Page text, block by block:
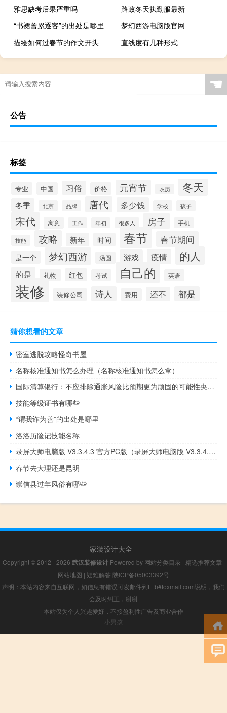
雅思缺考后果严重吗
路政冬天执勤服最新
“书裙曾累逐客”的出处是哪里
梦幻西游电脑版官网
描绘如何过春节的作文开头
直线度有几种形式
☚
公告
标签
专业 中国 习俗 价格 元宵节 农历 冬天
冬季 北京 品牌 唐代 多少钱 学校 孩子
宋代 寓意 工作 年初 很多人 房子 手机
技能 攻略 新年 时间 春节 春节期间
是一个 梦幻西游 汤圆 游戏 疫情 的人
的是 礼物 红包 考试 自己的 英语
装修 装修公司 诗人 费用 还不 都是
猜你想看的文章
密室逃脱攻略怪奇书屋
名称核准通知书怎么办理（名称核准通知书怎么拿）
国际清算银行：不应排除通胀风险比预期更为顽固的可能性央行沟通与金融市场预期之间仍存在差异
技能等级证书有哪些
“谓我诈为善”的出处是哪里
洛洛历险记技能名称
录屏大师电脑版 V3.3.4.3 官方PC版（录屏大师电脑版 V3.3.4.3 官方PC版功能简介）
春节去大理还是昆明
崇信县过年风俗有哪些
家装设计大全
Copyright © 2012 - 2026 武汉装修设计Powered by 网站分类目录 | 精选推荐文章 |
网站地图 | 疑难解答 陕ICP备05003392号
声明：本站内容来自互联网，如信息有错误可发邮件到f_fb#foxmail.com说明，我们
会及时纠正，谢谢
本站仅为个人兴趣爱好，不接盈利性广告及商业合作
小男孩